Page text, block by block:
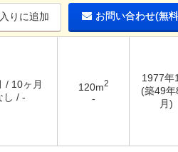
りに追加 お問い合わせ(無
/ 10ヶ月
し / -
120m2
-
1977年
(築49年
月)